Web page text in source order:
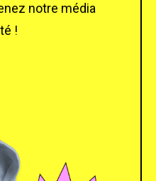
notre média
!